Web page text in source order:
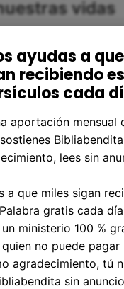
vidas
Hechos 26:29 en
deseo que Pablo.
por nuestro propio
de aquellos que nos
que todos los
hechos tales
que otros
la misma
ayudas a
recibiendo
cada
aportación mensual
lees sin
a que miles sigan
Palabra gratis cada día
ministerio 100 %
quien no puede pagar
agradecimiento, tú
sin